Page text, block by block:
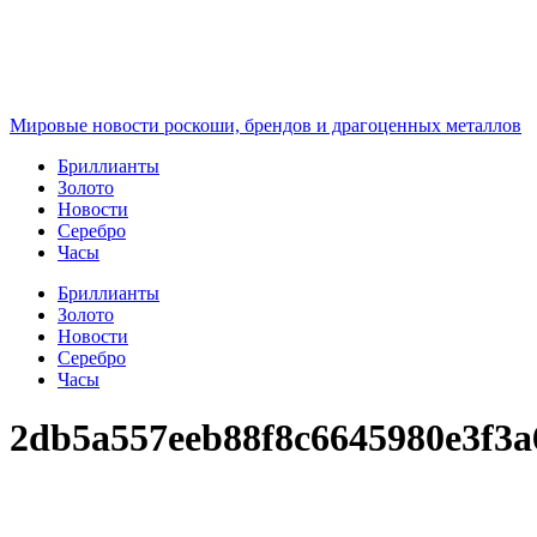
Мировые новости роскоши, брендов и драгоценных металлов
Бриллианты
Золото
Новости
Серебро
Часы
Бриллианты
Золото
Новости
Серебро
Часы